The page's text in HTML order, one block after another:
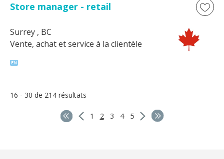
Store manager - retail
Surrey , BC
Vente, achat et service à la clientèle
16 - 30 de 214 résultats
1 2 3 4 5